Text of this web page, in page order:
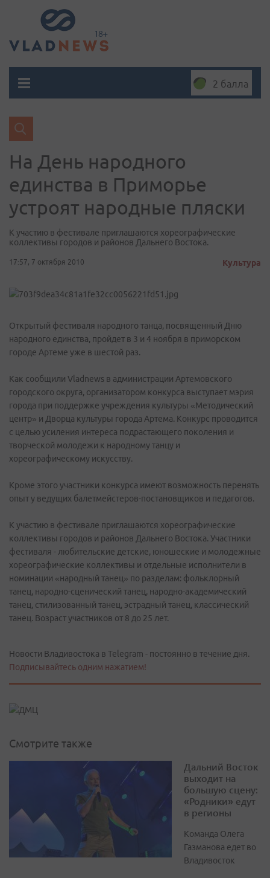
2 балла
На День народного
единства в Приморье
устроят народные пляски
К участию в фестивале приглашаются хореографические
коллективы городов и районов Дальнего Востока.
17:57, 7 октября 2010 Культура
Открытый фестиваля народного танца, посвященный Дню
народного единства, пройдет в 3 и 4 ноября в приморском
городе Артеме уже в шестой раз.
Как сообщили Vladnews в администрации Артемовского
городского округа, организатором конкурса выступает мэрия
города при поддержке учреждения культуры «Методический
центр» и Дворца культуры города Артема. Конкурс проводится
с целью усиления интереса подрастающего поколения и
творческой молодежи к народному танцу и
хореографическому искусству.
Кроме этого участники конкурса имеют возможность перенять
опыт у ведущих балетмейстеров-постановщиков и педагогов.
К участию в фестивале приглашаются хореографические
коллективы городов и районов Дальнего Востока. Участники
фестиваля - любительские детские, юношеские и молодежные
хореографические коллективы и отдельные исполнители в
номинации «народный танец» по разделам: фольклорный
танец, народно-сценический танец, народно-академический
танец, стилизованный танец, эстрадный танец, классический
танец. Возраст участников от 8 до 25 лет.
Новости Владивостока в Telegram - постоянно в течение дня.
Подписывайтесь одним нажатием!
Смотрите также
Дальний Восток
выходит на
большую сцену:
«Родники» едут
в регионы
Команда Олега
Газманова едет во
Владивосток